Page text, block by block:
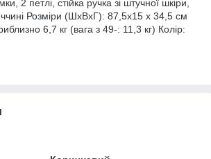
2 петлі, стійка ручка зі штучної шкіри,
Розміри (ШxВxГ): 87,5x15 x 34,5 см
6,7 кг (вага з 49-: 11 ,3 кг) Колір: